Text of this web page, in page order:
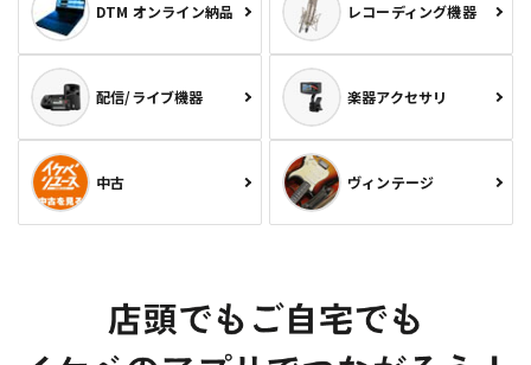
DTM オンライン納品 レコーディング機器
配信/ライブ機器 楽器アクセサリ
中古 ヴィンテージ